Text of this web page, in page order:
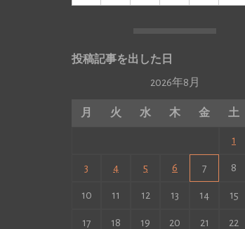
投稿記事を出した日
2026年8月
月 火 水 木 金 土
1
3 4 5 6 7 8
10 11 12 13 14 15
17 18 19 20 21 22